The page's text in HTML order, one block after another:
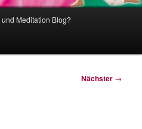
Meditation Blog?
Nächster →